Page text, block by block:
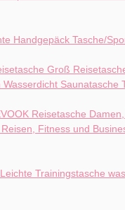
Groß
Reisetasche